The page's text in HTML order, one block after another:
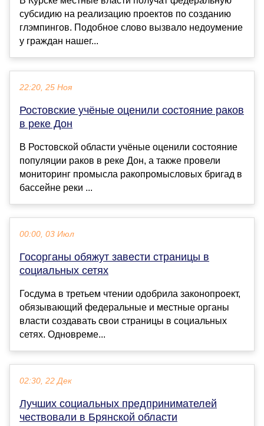
субсидию на реализацию проектов по созданию
глэмпингов. Подобное слово вызвало недоумение
у граждан нашег...
22:20, 25 Ноя
Ростовские учёные оценили состояние раков
в реке Дон
В Ростовской области учёные оценили состояние
популяции раков в реке Дон, а также провели
мониторинг промысла ракопромысловых бригад в
бассейне реки ...
00:00, 03 Июл
Госорганы обяжут завести страницы в
социальных сетях
Госдума в третьем чтении одобрила законопроект,
обязывающий федеральные и местные органы
власти создавать свои страницы в социальных
сетях. Одновреме...
02:30, 22 Дек
Лучших социальных предпринимателей
чествовали в Брянской области